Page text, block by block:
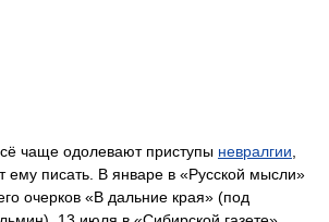
чаще одолевают приступы невралгии,
ему писать. В январе в «Русской мысли»
очерков «В дальние края» (под